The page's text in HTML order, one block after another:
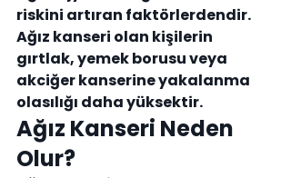
riskini artıran faktörlerdendir.
Ağız kanseri olan kişilerin
gırtlak, yemek borusu veya
akciğer kanserine yakalanma
olasılığı daha yüksektir.
Ağız Kanseri Neden
Olur?